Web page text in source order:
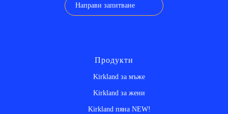
Направи запитване
Продукти
Kirkland за мъже
Kirkland за жени
Kirkland пяна NEW!